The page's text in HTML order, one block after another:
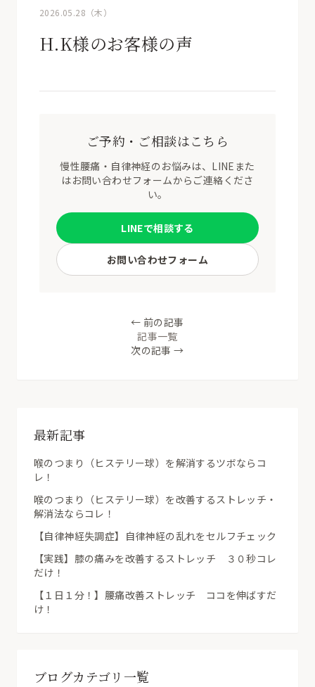
2026.05.28（木）
H.K様のお客様の声
ご予約・ご相談はこちら
慢性腰痛・自律神経のお悩みは、LINEまた
はお問い合わせフォームからご連絡くださ
い。
LINEで相談する
お問い合わせフォーム
← 前の記事
記事一覧
次の記事 →
最新記事
喉のつまり（ヒステリー球）を解消するツボならコ
レ！
喉のつまり（ヒステリー球）を改善するストレッチ・
解消法ならコレ！
【自律神経失調症】自律神経の乱れをセルフチェック
【実践】膝の痛みを改善するストレッチ ３０秒コレ
だけ！
【１日１分！】腰痛改善ストレッチ ココを伸ばすだ
け！
ブログカテゴリ一覧